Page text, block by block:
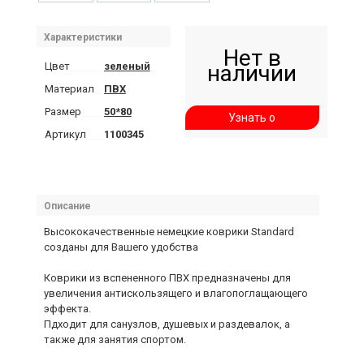
Характеристики
Цвет
зеленый
Материал
ПВХ
Размер
50*80
Артикул
1100345
Нет в
наличии
Узнать о
Описание
Высококачественные немецкие коврики Standard
созданы для Вашего удобства
Коврики из вспененного ПВХ предназначены для
увеличения антискользящего и влагопоглащающего
эффекта.
Пдходит для санузлов, душевых и раздевалок, а
также для занятия спортом.